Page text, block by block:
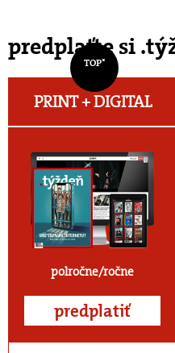
predplaťte si
TOP*
PRINT + DIGITAL
polročne/ročne
predplatiť